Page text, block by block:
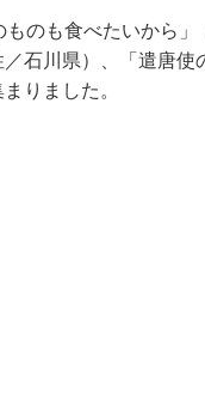
のも食べたいから
石川県）、「遣唐使
りました。